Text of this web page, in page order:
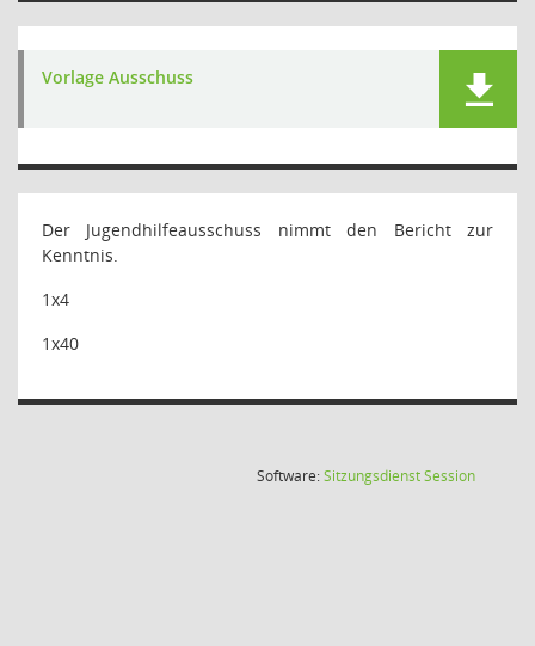
Vorlage Ausschuss
Der Jugendhilfeausschuss nimmt den Bericht zur
Kenntnis.
1x4
1x40
Software:SitzungsdienstSession(Wird in